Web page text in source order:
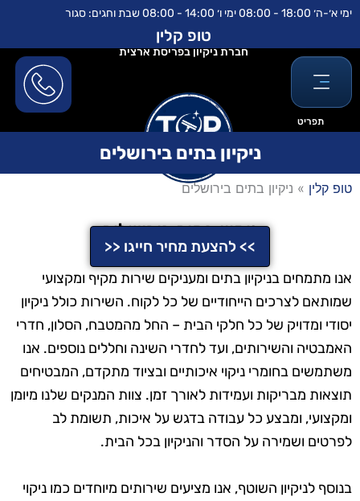
לתוכן
דילוג
ימי א׳-ה׳ 18:00 - 08:00 ימי ו׳ 14:00 - 08:00 שבת וחגים: סגור
תפריט
טופ קלין
חברת ניקיון בפריסת ארצית
ניקיון בתים בירושלים
טופ קלין » ניקיון בתים בירושלים
ניקיון בתים בירושלים
>> להצעת מחיר חייגו <<
אנו מתמחים בניקיון בתים ומעניקים שירות מקיף ומקצועי
שמותאם לצרכים הייחודיים של כל לקוח. השירות כולל ניקיון
יסודי ומדויק של כל חלקי הבית – החל מהמטבח, הסלון, חדרי
האמבטיה והשירותים, ועד לחדרי השינה וחללים נוספים. אנו
משתמשים בחומרי ניקוי איכותיים ובציוד מתקדם, המבטיחים
תוצאות מבריקות ועמידות לאורך זמן. צוות המנקים שלנו מיומן
ומקצועי, ומבצע כל עבודה בדגש על איכות, תשומת לב
לפרטים ושמירה על הסדר והניקיון בכל הבית.
בנוסף לניקיון השוטף, אנו מציעים שירותים מיוחדים כמו ניקוי